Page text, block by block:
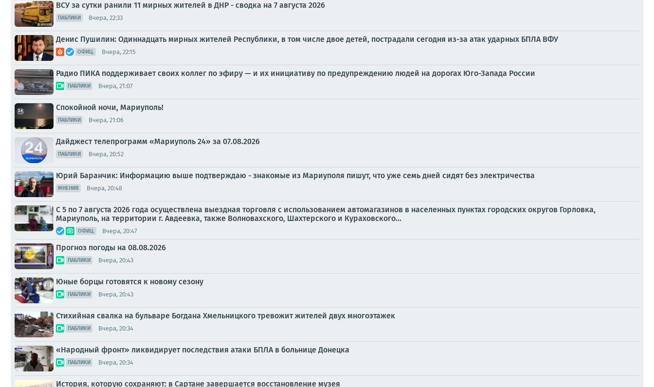
ВСУ за сутки ранили 11 мирных жителей в ДНР - сводка на 7 августа 2026
ПАБЛИКИ Вчера, 22:33
Денис Пушилин: Одиннадцать мирных жителей Республики, в том числе двое детей, пострадали сегодня из-за атак ударных БПЛА ВФУ
ОФИЦ. Вчера, 22:15
Радио ПИКА поддерживает своих коллег по эфиру — и их инициативу по предупреждению людей на дорогах Юго-Запада России
ПАБЛИКИ Вчера, 21:07
Спокойной ночи, Мариуполь!
ПАБЛИКИ Вчера, 21:06
Дайджест телепрограмм «Мариуполь 24» за 07.08.2026
ПАБЛИКИ Вчера, 20:52
Юрий Баранчик: Информацию выше подтверждаю - знакомые из Мариуполя пишут, что уже семь дней сидят без электричества
МНЕНИЯ Вчера, 20:48
С 5 по 7 августа 2026 года осуществлена выездная торговля с использованием автомагазинов в населенных пунктах городских округов Горловка,
Мариуполь, на территории г. Авдеевка, также Волновахского, Шахтерского и Кураховского...
ОФИЦ. Вчера, 20:47
Прогноз погоды на 08.08.2026
ПАБЛИКИ Вчера, 20:43
Юные борцы готовятся к новому сезону
ПАБЛИКИ Вчера, 20:43
Стихийная свалка на бульваре Богдана Хмельницкого тревожит жителей двух многоэтажек
ПАБЛИКИ Вчера, 20:34
«Народный фронт» ликвидирует последствия атаки БПЛА в больнице Донецка
ПАБЛИКИ Вчера, 20:34
История, которую сохраняют: в Сартане завершается восстановление музея